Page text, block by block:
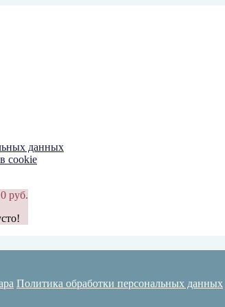
данных
cookie
руб.
Политика обработки персональных данных